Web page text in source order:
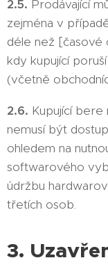
2.5. Prodávající
zejména v
déle než [časové
kdy kupující
(včetně
2.6. Kupující bere
nemusí být
ohledem na
softwarového
údržbu
třetích osob.
3.